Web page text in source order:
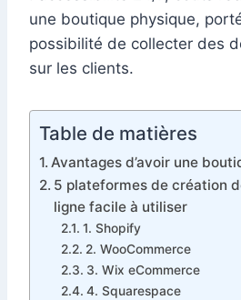
une boutique physique,
possibilité de collecter des
sur les clients.
Table de matières
Avantages d’avoir une
5 plateformes de création
ligne facile à utiliser
1. Shopify
2. WooCommerce
3. Wix eCommerce
4. Squarespace